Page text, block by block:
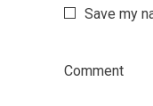
Save my
Comment